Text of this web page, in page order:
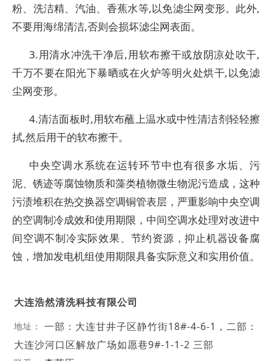
粉、洗洁精、汽油、香蕉水等,以免滤尘网变形。此外,
不要用海绵清洁,否则会损坏滤尘网表面。
3.用清水冲洗干净后,用软布擦干或放阴凉处吹干,
千万不要在阳光下暴晒或在火炉等明火处烘干,以免滤
尘网变形。
4.清洁面板时,用软布蘸上温水或中性清洁剂轻轻擦
拭,然后用干的软布擦干。
中央空调水系统在运转环节中也有很多水垢、污
泥、锈迹等腐蚀物质和藻类植物微生物泥污造成，这种
污渍堆积在热交换器空调铜管表层，严重影响中央空调
的空调制冷成效和使用期限，中间空调水处理对改进中
间空调不制冷实际效果、节约资源，抑止机器设备腐
蚀，增加发电机组使用期限具备实际意义和实用价值。
大连浩然清洗科技有限公司
地址：
一部：大连甘井子区静竹街18#-4-6-1，二部：
大连沙河口区解放广场如愿巷9#-1-1-2 三部